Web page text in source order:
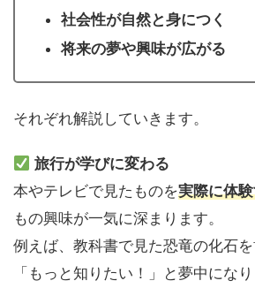
社会性が自然と身につく
将来の夢や興味が広がる
それぞれ解説していきます。
旅行が学びに変わる
本やテレビで見たものを実際に体
もの興味が一気に深まります。
例えば、教科書で見た恐竜の化石を
「もっと知りたい！」と夢中になり